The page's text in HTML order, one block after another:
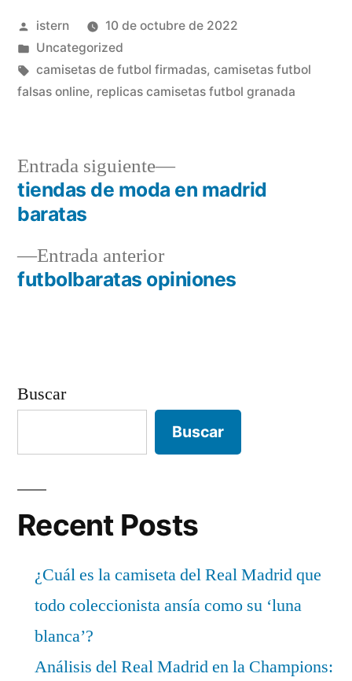
Publicado
por
istern
10 de octubre de 2022
Publicado
en
Uncategorized
Etiquetas:
camisetas de futbol firmadas, camisetas futbol
falsas online, replicas camisetas futbol granada
Navegación
entradas
Entrada anteriorEntrada
anterior:
futbolbaratas opiniones
Entrada siguiente
Entrada
siguiente:
tiendas de moda en madrid
baratas
Buscar
Buscar
Recent Posts
¿Cuál es la camiseta del Real Madrid que
todo coleccionista ansía como su ‘luna
blanca’?
Análisis del Real Madrid en la Champions: